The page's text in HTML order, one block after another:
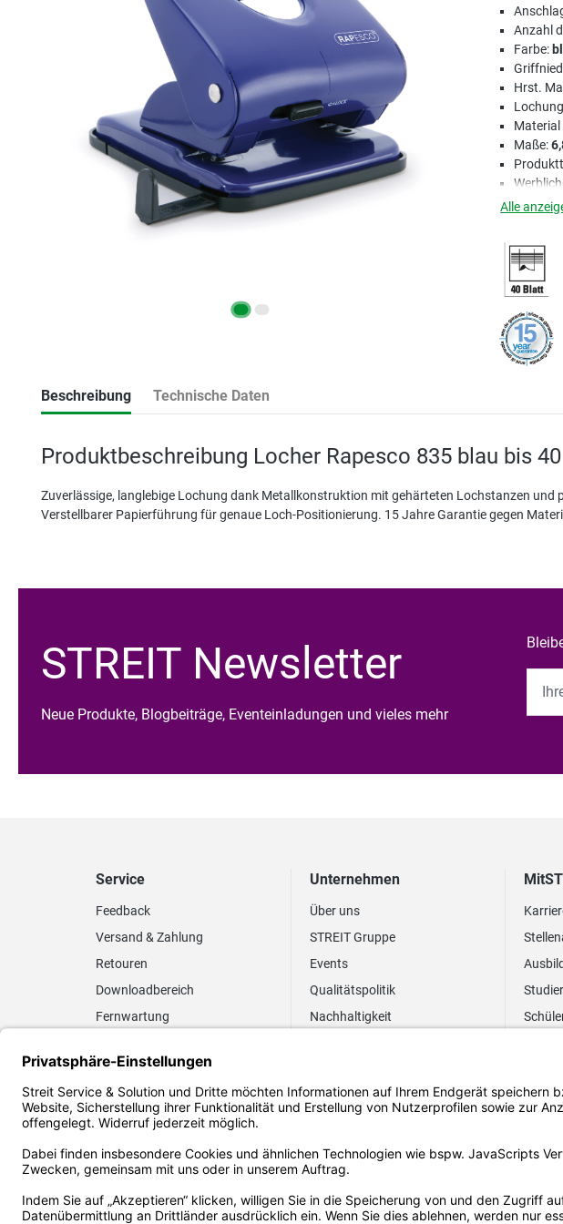
Anzahl
Farbe:
Hrst.
Maße:
Alle
Beschreibung Technische Daten
Produktbeschreibung Locher Rapesco 835 blau bis
Zuverlässige, langlebige Lochung dank Metallkonstruktion mit gehärteten Lochstanzen und
Verstellbarer Papierführung für genaue Loch-Positionierung. 15 Jahre Garantie gegen
STREIT Newsletter
Neue Produkte, Blogbeiträge, Eventeinladungen und vieles mehr
Service
Feedback
Versand & Zahlung
Retouren
Downloadbereich
Fernwartung
Elektronischer
Rechnungsversand
FAQ EUDR
Unternehmen
Über uns
STREIT Gruppe
Events
Qualitätspolitik
Nachhaltigkeit